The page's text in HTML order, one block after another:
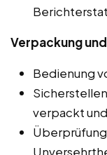
Verpackung
Bedienung
verpackt